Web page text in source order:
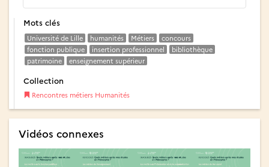
Mots clés
Université de Lille humanités Métiers
concours
fonction publique
insertion professionnel
bibliothèque
patrimoine
enseignement supérieur
Collection
Rencontres métiers Humanités
Vidéos connexes